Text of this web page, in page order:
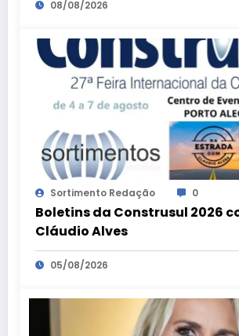
08/08/2026
Sortimento Redação 0
Boletins da Construsul 2026
Cláudio Alves
05/08/2026